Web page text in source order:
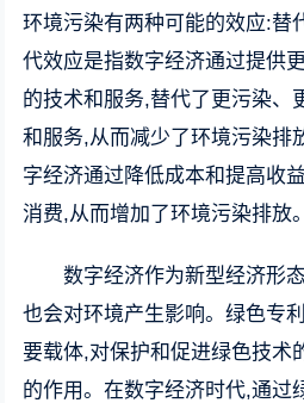
环境污染有两种可能的效应:替
代效应是指数字经济通过提供
的技术和服务,替代了更污染、
和服务,从而减少了环境污染排
字经济通过降低成本和提高收
消费,从而增加了环境污染排放。
数字经济作为新型经济形
也会对环境产生影响。绿色专
要载体,对保护和促进绿色技术
的作用。在数字经济时代,通过